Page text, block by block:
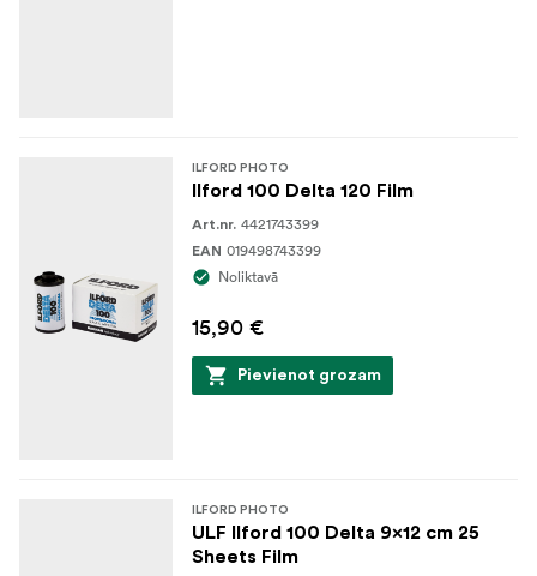
ILFORD PHOTO
Ilford 100 Delta 120 Film
Art.nr. 4421743399
EAN 019498743399
Noliktavā
15,90 €
Pievienot grozam
ILFORD PHOTO
ULF Ilford 100 Delta 9x12 cm 25
Sheets Film